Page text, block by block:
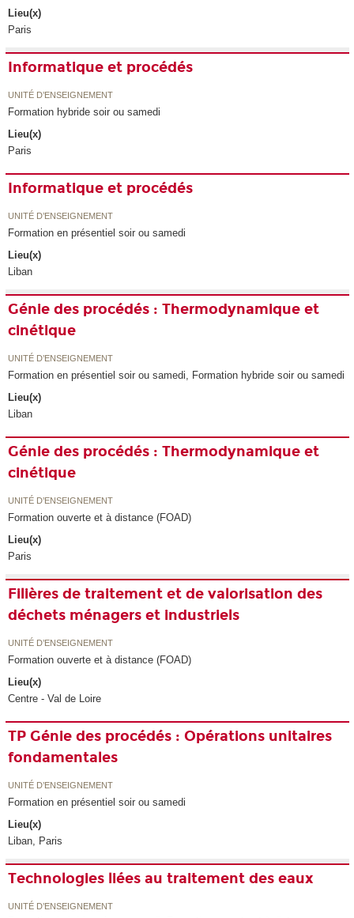
Lieu(x)
Paris
Informatique et procédés
UNITÉ D’ENSEIGNEMENT
Formation hybride soir ou samedi
Lieu(x)
Paris
Informatique et procédés
UNITÉ D’ENSEIGNEMENT
Formation en présentiel soir ou samedi
Lieu(x)
Liban
Génie des procédés : Thermodynamique et
cinétique
UNITÉ D’ENSEIGNEMENT
Formation en présentiel soir ou samedi, Formation hybride soir ou samedi
Lieu(x)
Liban
Génie des procédés : Thermodynamique et
cinétique
UNITÉ D’ENSEIGNEMENT
Formation ouverte et à distance (FOAD)
Lieu(x)
Paris
Filières de traitement et de valorisation des
déchets ménagers et industriels
UNITÉ D’ENSEIGNEMENT
Formation ouverte et à distance (FOAD)
Lieu(x)
Centre - Val de Loire
TP Génie des procédés : Opérations unitaires
fondamentales
UNITÉ D’ENSEIGNEMENT
Formation en présentiel soir ou samedi
Lieu(x)
Liban, Paris
Technologies liées au traitement des eaux
UNITÉ D’ENSEIGNEMENT